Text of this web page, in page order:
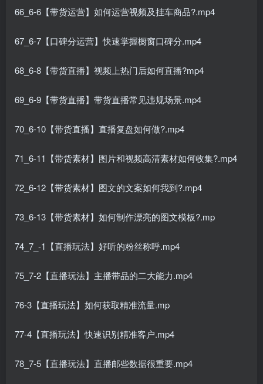
66_6-6【带货运营】如何运营视频及挂车商品?.mp4
67_6-7【口碑分运营】快速掌握橱窗口碑分.mp4
68_6-8【带货直播】视频上热门后如何直播?mp4
69_6-9【带货直播】带货直播常见违规场景.mp4
70_6-10【带货直播】直播复盘如何做?.mp4
71_6-11【带货素材】图片和视频高清素材如何收集?.mp4
72_6-12【带货素材】图文的文案如何我到?.mp4
73_6-13【带货素材】如何制作漂亮的图文模板?.mp
74_7_-1【直播玩法】好听的粉丝称呼.mp4
75_7-2【直播玩法】主播带品的二大能力.mp4
76-3【直播玩法】如何获取精准流量.mp
77-4【直播玩法】快速识别精准客户.mp4
78_7-5【直播玩法】直播邮些数据很重要.mp4